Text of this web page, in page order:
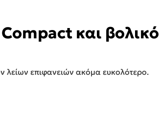
Compact και βολικό
λείων επιφανειών ακόμα ευκολότερο.